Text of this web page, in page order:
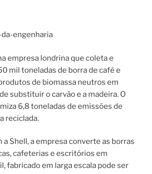
empresa londrina que coleta e
mil toneladas de borra de café e
de biomassa neutros em
substituir o carvão e a madeira. O
6,8 toneladas de emissões de
reciclada.
a Shell, a empresa converte as borras
cafeterias e escritórios em
fabricado em larga escala pode ser